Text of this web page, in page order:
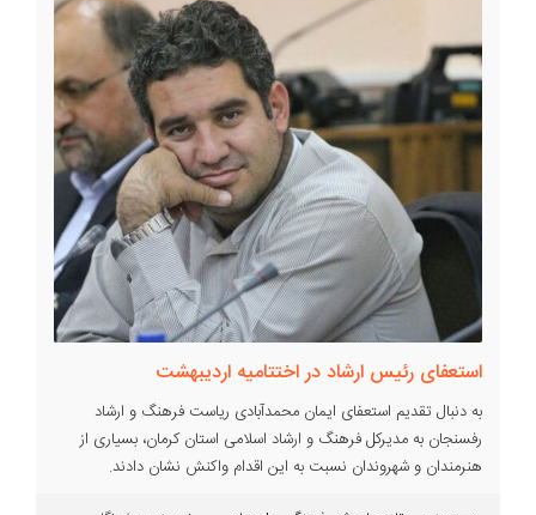
استعفای رئیس ارشاد در اختتامیه اردیبهشت
به دنبال تقدیم استعفای ایمان محمدآبادی ریاست فرهنگ و ارشاد
رفسنجان به مدیرکل فرهنگ و ارشاد اسلامی استان کرمان، بسیاری از
هنرمندان و شهروندان نسبت به این اقدام واکنش نشان دادند.